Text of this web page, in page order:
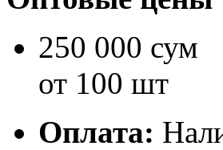
250 000 сум
от 100 шт
Оплата: